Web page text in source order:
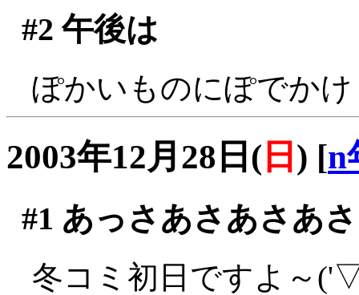
#2 午後は
ぽかいものにぽでかけ
2003年12月28日( 日 ) [n
#1 あっさあさあさあ
冬コミ初日ですよ～